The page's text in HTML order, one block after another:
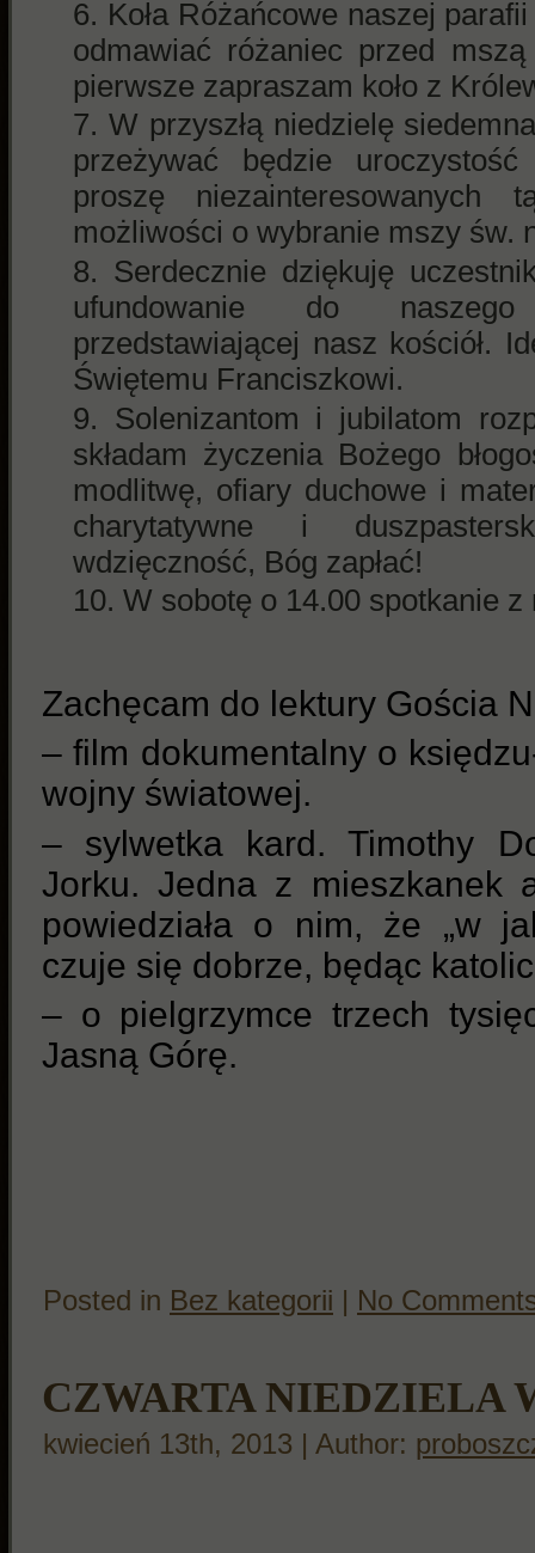
Koła Różańcowe naszej
odmawiać różaniec przed
pierwsze zapraszam koło z
W przyszłą niedzielę
przeżywać będzie
proszę
możliwości o wybranie mszy św.
Serdecznie dziękuję
ufundowanie do naszego
przedstawiającej nasz kościół.
Świętemu Franciszkowi.
Solenizantom i jubilatom
składam życzenia Bożego
modlitwę, ofiary duchowe i
charytatywne i
wdzięczność, Bóg zapłać!
W sobotę o 14.00 spotkanie
Zachęcam do lektury Gościa
– film dokumentalny o
wojny światowej.
– sylwetka kard. Timothy
Jorku. Jedna z mieszkanek
powiedziała o nim, że „w
czuje się dobrze, będąc
– o pielgrzymce trzech
Jasną Górę.
Posted in Bez kategorii | No
CZWARTA NIEDZIELA
kwiecień 13th, 2013 | Author: